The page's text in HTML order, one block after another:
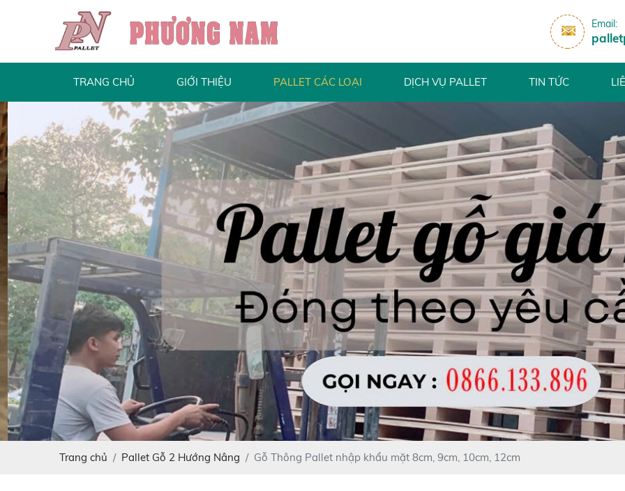
Email:
TRANG CHỦ GIỚI THIỆU PALLET CÁC LOẠI DỊCH VỤ PALLET TIN TỨC
Trang chủ Pallet Gỗ 2 Hướng Nâng Gỗ Thông Pallet nhập khẩu mặt 8cm, 9cm, 10cm, 12cm